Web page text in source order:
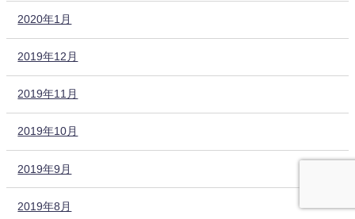
2020年1月
2019年12月
2019年11月
2019年10月
2019年9月
2019年8月